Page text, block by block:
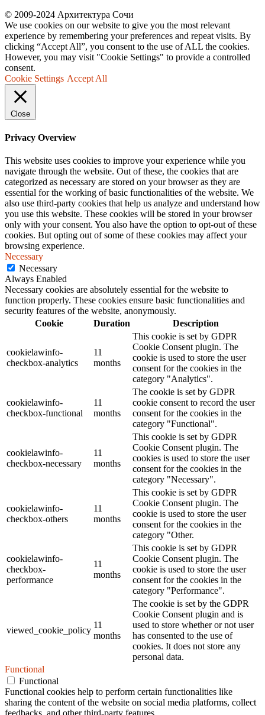
© 2009-2024 Архитектура Сочи
We use cookies on our website to give you the most relevant
experience by remembering your preferences and repeat visits. By
clicking “Accept All”, you consent to the use of ALL the cookies.
However, you may visit "Cookie Settings" to provide a controlled
consent.
Cookie Settings Accept All
Close
Privacy Overview
This website uses cookies to improve your experience while you
navigate through the website. Out of these, the cookies that are
categorized as necessary are stored on your browser as they are
essential for the working of basic functionalities of the website. We
also use third-party cookies that help us analyze and understand how
you use this website. These cookies will be stored in your browser
only with your consent. You also have the option to opt-out of these
cookies. But opting out of some of these cookies may affect your
browsing experience.
Necessary
Necessary
Always Enabled
Necessary cookies are absolutely essential for the website to
function properly. These cookies ensure basic functionalities and
security features of the website, anonymously.
Cookie
Duration Description
cookielawinfo-
checkbox-analytics
11
months
This cookie is set by GDPR
Cookie Consent plugin. The
cookie is used to store the user
consent for the cookies in the
category "Analytics".
cookielawinfo-
checkbox-functional
11
months
The cookie is set by GDPR
cookie consent to record the user
consent for the cookies in the
category "Functional".
cookielawinfo-
checkbox-necessary
11
months
This cookie is set by GDPR
Cookie Consent plugin. The
cookies is used to store the user
consent for the cookies in the
category "Necessary".
cookielawinfo-
checkbox-others
11
months
This cookie is set by GDPR
Cookie Consent plugin. The
cookie is used to store the user
consent for the cookies in the
category "Other.
cookielawinfo-
checkbox-
performance
11
months
This cookie is set by GDPR
Cookie Consent plugin. The
cookie is used to store the user
consent for the cookies in the
category "Performance".
viewed_cookie_policy
11
months
The cookie is set by the GDPR
Cookie Consent plugin and is
used to store whether or not user
has consented to the use of
cookies. It does not store any
personal data.
Functional
Functional
Functional cookies help to perform certain functionalities like
sharing the content of the website on social media platforms, collect